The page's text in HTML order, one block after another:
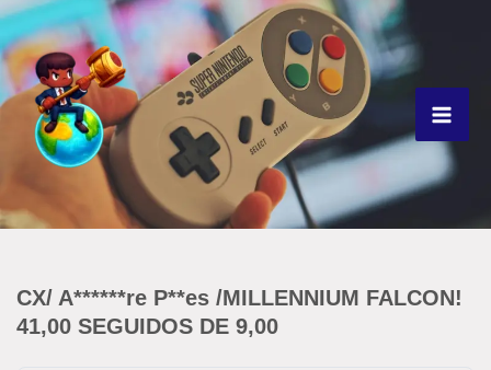
Ir
para
o
conteúdo
CX/ A******re P**es /MILLENNIUM FALCON!
41,00 SEGUIDOS DE 9,00